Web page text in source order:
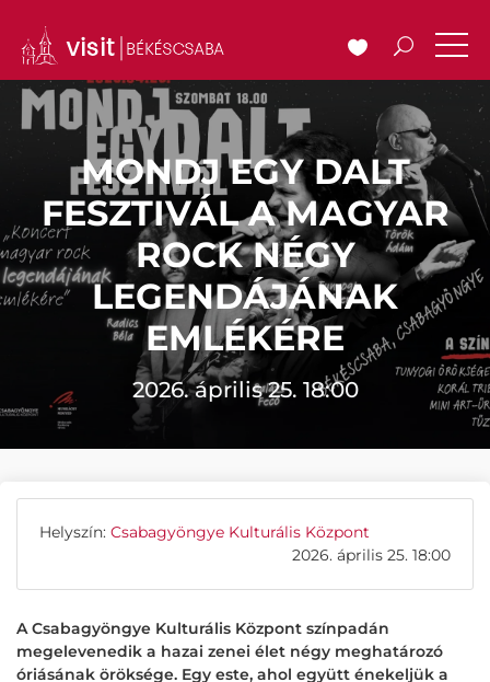
MONDJ EGY DALT
FESZTIVÁL A MAGYAR
ROCK NÉGY
LEGENDÁJÁNAK
EMLÉKÉRE
2026. április 25. 18:00
Helyszín: Csabagyöngye Kulturális Központ
2026. április 25. 18:00
A Csabagyöngye Kulturális Központ színpadán
megelevenedik a hazai zenei élet négy meghatározó
óriásának öröksége. Egy este, ahol együtt énekeljük a